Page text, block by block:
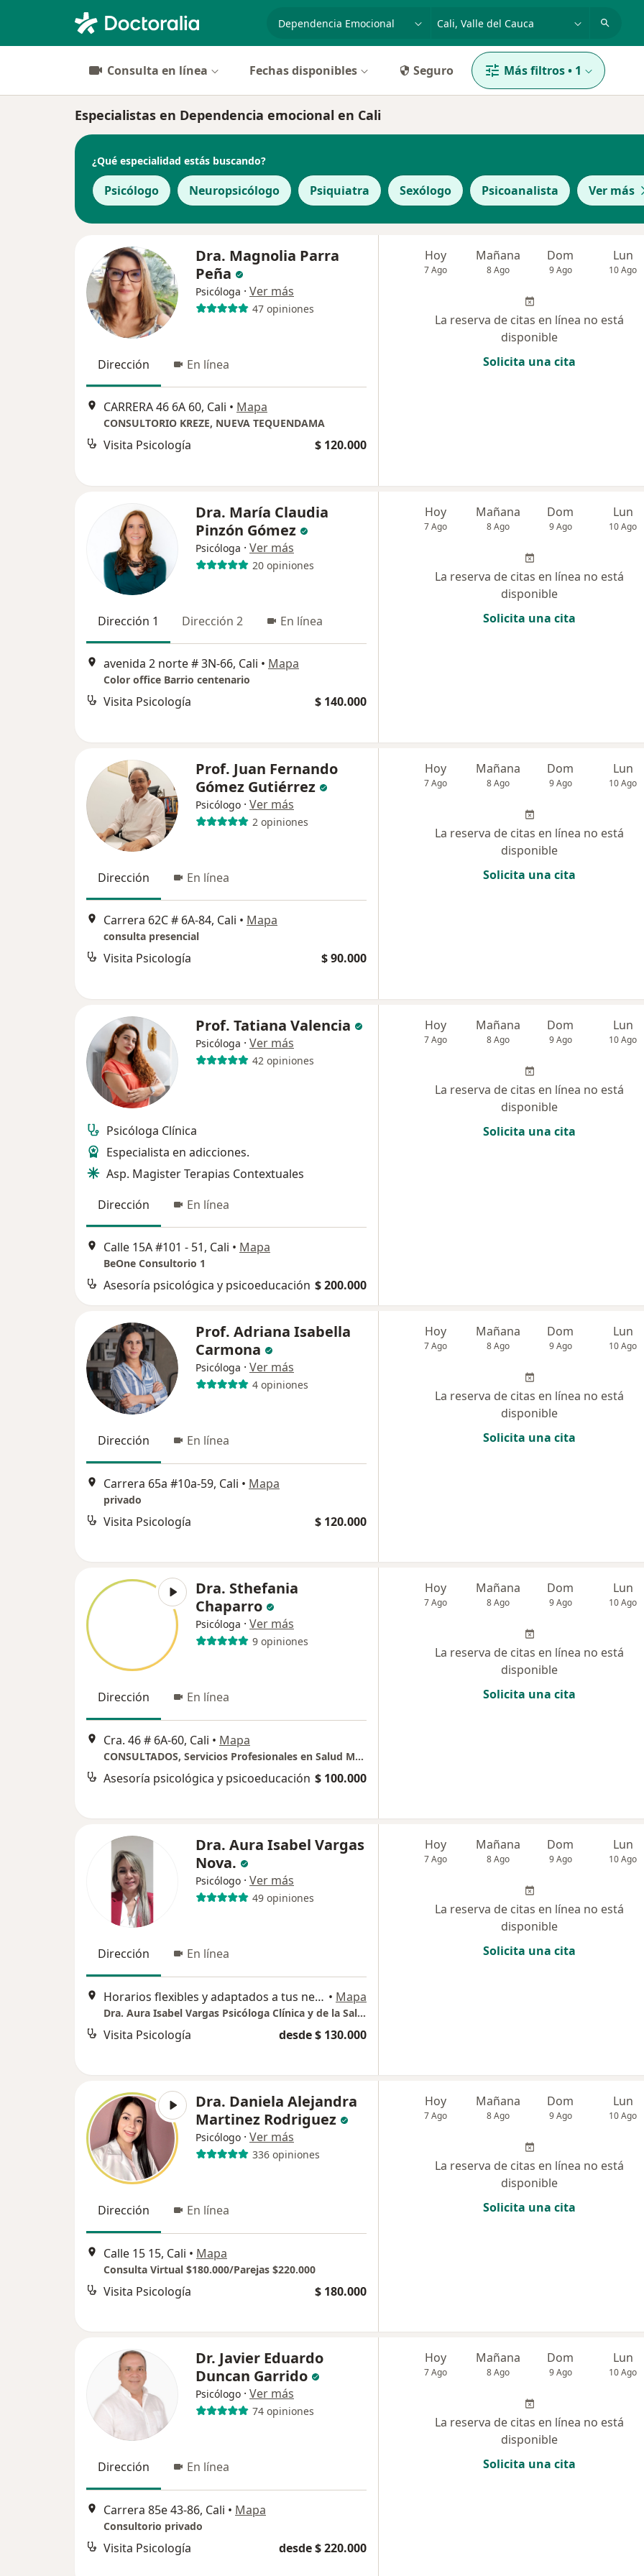
Consulta en línea Fechas disponibles Seguro Más filtros• 1
Especialistas en Dependencia emocional en Cali
¿Qué especialidad estás buscando?
Psicólogo Neuropsicólogo Psiquiatra Sexólogo Psicoanalista Ver más
Dra. Magnolia Parra
Peña
Psicóloga · Ver más
47 opiniones
Dirección En línea
CARRERA 46 6A 60, Cali • Mapa
CONSULTORIO KREZE, NUEVA TEQUENDAMA
Visita Psicología $ 120.000
Hoy
7 Ago
Mañana
8 Ago
Dom
9 Ago
Lun
10 Ago
La reserva de citas en línea no está
disponible
Solicita una cita
Dra. María Claudia
Pinzón Gómez
Psicóloga · Ver más
20 opiniones
Dirección 1 Dirección 2 En línea
avenida 2 norte # 3N-66, Cali • Mapa
Color office Barrio centenario
Visita Psicología $ 140.000
Hoy
7 Ago
Mañana
8 Ago
Dom
9 Ago
Lun
10 Ago
La reserva de citas en línea no está
disponible
Solicita una cita
Prof. Juan Fernando
Gómez Gutiérrez
Psicólogo · Ver más
2 opiniones
Dirección En línea
Carrera 62C # 6A-84, Cali • Mapa
consulta presencial
Visita Psicología $ 90.000
Hoy
7 Ago
Mañana
8 Ago
Dom
9 Ago
Lun
10 Ago
La reserva de citas en línea no está
disponible
Solicita una cita
Prof. Tatiana Valencia
Psicóloga · Ver más
42 opiniones
Psicóloga Clínica
Especialista en adicciones.
Asp. Magister Terapias Contextuales
Dirección
En línea
Calle 15A #101 - 51, Cali • Mapa
BeOne Consultorio 1
Asesoría psicológica y psicoeducación $ 200.000
Hoy
7 Ago
Mañana
8 Ago
Dom
9 Ago
Lun
10 Ago
La reserva de citas en línea no está
disponible
Solicita una cita
Prof. Adriana Isabella
Carmona
Psicóloga · Ver más
4 opiniones
Dirección En línea
Carrera 65a #10a-59, Cali • Mapa
privado
Visita Psicología $ 120.000
Hoy
7 Ago
Mañana
8 Ago
Dom
9 Ago
Lun
10 Ago
La reserva de citas en línea no está
disponible
Solicita una cita
Dra. Sthefania
Chaparro
Psicóloga · Ver más
9 opiniones
Dirección En línea
Cra. 46 # 6A-60, Cali • Mapa
CONSULTADOS, Servicios Profesionales en Salud Mental
Asesoría psicológica y psicoeducación $ 100.000
Hoy
7 Ago
Mañana
8 Ago
Dom
9 Ago
Lun
10 Ago
La reserva de citas en línea no está
disponible
Solicita una cita
Dra. Aura Isabel Vargas
Nova.
Psicólogo · Ver más
49 opiniones
Dirección En línea
Horarios flexibles y adaptados a tus necesidades., Cali • Mapa
Dra. Aura Isabel Vargas Psicóloga Clínica y de la Salud - Consultorio en línea Cali
Visita Psicología desde $ 130.000
Hoy
7 Ago
Mañana
8 Ago
Dom
9 Ago
Lun
10 Ago
La reserva de citas en línea no está
disponible
Solicita una cita
Dra. Daniela Alejandra
Martinez Rodriguez
Psicólogo · Ver más
336 opiniones
Dirección En línea
Calle 15 15, Cali • Mapa
Consulta Virtual $180.000/Parejas $220.000
Visita Psicología $ 180.000
Hoy
7 Ago
Mañana
8 Ago
Dom
9 Ago
Lun
10 Ago
La reserva de citas en línea no está
disponible
Solicita una cita
Dr. Javier Eduardo
Duncan Garrido
Psicólogo · Ver más
74 opiniones
Dirección En línea
Carrera 85e 43-86, Cali • Mapa
Consultorio privado
Visita Psicología desde $ 220.000
Hoy
7 Ago
Mañana
8 Ago
Dom
9 Ago
Lun
10 Ago
La reserva de citas en línea no está
disponible
Solicita una cita